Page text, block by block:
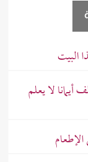
البيت
لا يعلم